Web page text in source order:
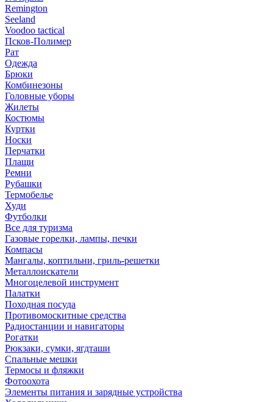
Remington
Seeland
Voodoo tactical
Псков-Полимер
Рат
Одежда
Брюки
Комбинезоны
Головные уборы
Жилеты
Костюмы
Куртки
Носки
Перчатки
Плащи
Ремни
Рубашки
Термобелье
Худи
Футболки
Все для туризма
Газовые горелки, лампы, печки
Компасы
Мангалы, коптильни, гриль-решетки
Металлоискатели
Многоцелевой инструмент
Палатки
Походная посуда
Противомоскитные средства
Радиостанции и навигаторы
Рогатки
Рюкзаки, сумки, ягдташи
Спальные мешки
Термосы и фляжки
Фотоохота
Элементы питания и зарядные устройства